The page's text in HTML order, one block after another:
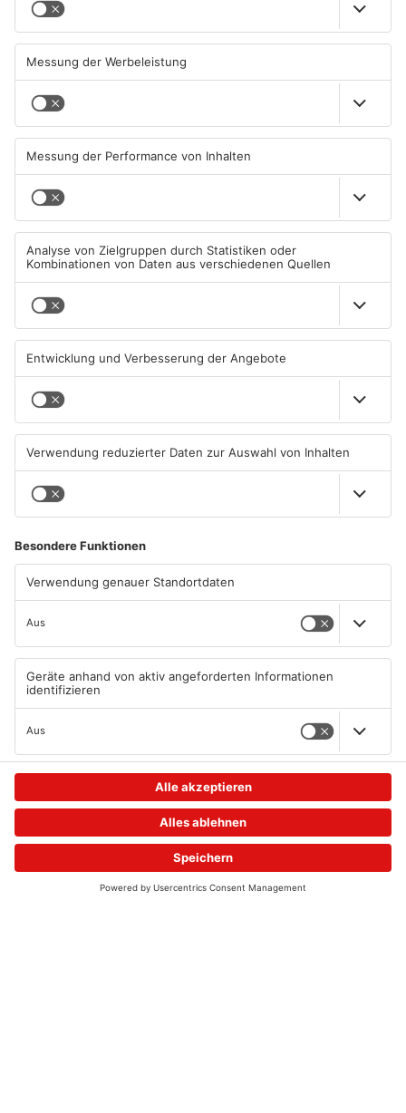
Feldbrand in Nidderau
31.07.2026, 06:25 UHR IN MAIN-
Grundschule in Freigericht
verwüstet
29.07.2026, 06:39 UHR IN MAIN-
KINZIG-KREIS
28.07.2026, 07:36 UHR IN MAIN-
KINZIG-KREIS